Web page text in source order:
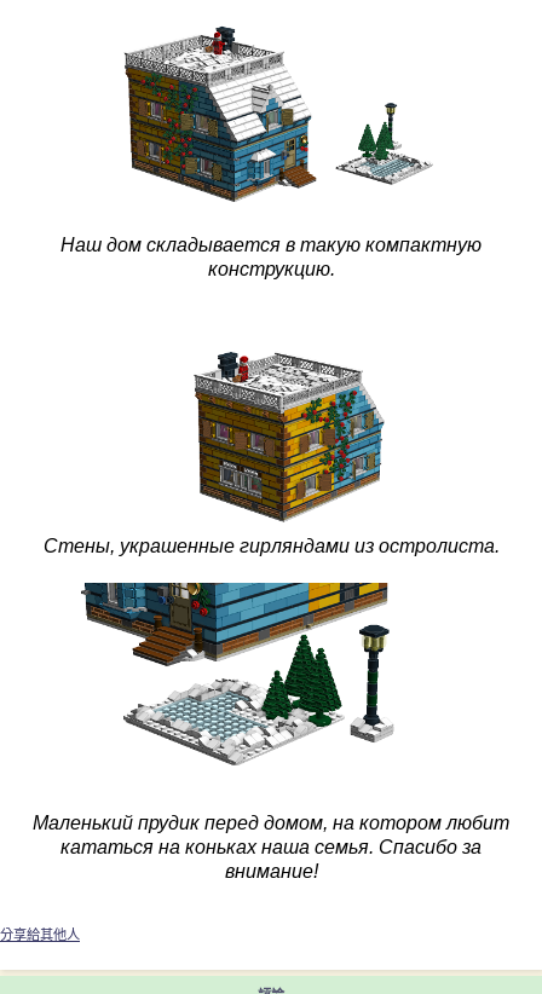
Наш дом складывается в такую компактную
конструкцию.
Стены, украшенные гирляндами из остролиста.
Маленький прудик перед домом, на котором любит
кататься на коньках наша семья. Спасибо за
внимание!
分享給其他人